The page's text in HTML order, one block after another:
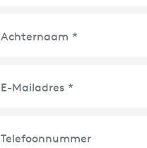
Achternaam *
E-Mailadres *
Telefoonnummer